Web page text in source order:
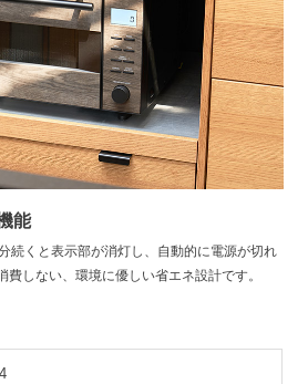
能
続くと表示部が消灯し、自動的に電源が切れ
費しない、環境に優しい省エネ設計です。